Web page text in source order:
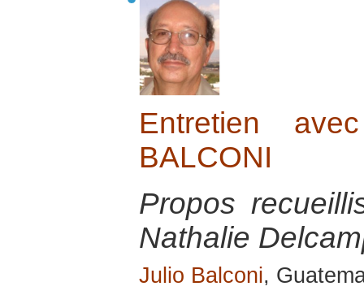
Entretien
BALCONI
Propos
Nathalie
Julio Balconi,